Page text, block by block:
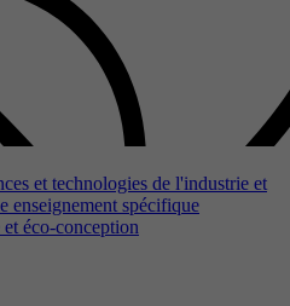
et technologies de l'industrie et
enseignement spécifique
éco-conception